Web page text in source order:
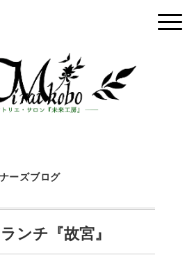
ーズブログ
ンチ『故宮』